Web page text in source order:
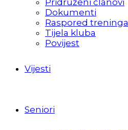
Pridruženi članovi
Dokumenti
Raspored treninga
Tijela kluba
Povijest
Vijesti
Seniori